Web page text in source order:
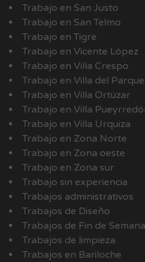
Trabajo en San Justo
Trabajo en San Telmo
Trabajo en Tigre
Trabajo en Vicente López
Trabajo en Villa Crespo
Trabajo en Villa del Parque
Trabajo en Villa Ortúzar
Trabajo en Villa
Trabajo en Villa Urquiza
Trabajo en Zona Norte
Trabajo en Zona oeste
Trabajo en Zona sur
Trabajo sin experiencia
Trabajos administrativos
Trabajos de Diseño
Trabajos de Fin de Semana
Trabajos de limpieza
Trabajos en Bariloche